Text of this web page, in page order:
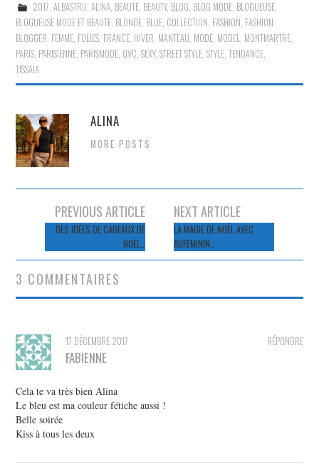
2017, ALBASTRU, ALINA, BEAUTE, BEAUTY, BLOG, BLOG MODE, BLOGUEUSE,
BLOGUEUSE MODE ET BEAUTE, BLONDE, BLUE, COLLECTION, FASHION, FASHION
BLOGGER, FEMME, FOLIES, FRANCE, HIVER, MANTEAU, MODE, MODEL, MONTMARTRE,
PARIS, PARISIENNE, PARISMODE, QVC,SEXY,STREET STYLE,STYLE,TENDANCE,
TISSAIA
ALINA
MORE POSTS
Navigation
articles
PREVIOUS ARTICLE
DES IDÉES DE CADEAUX DE
NOËL…
NEXT ARTICLE
LA MAGIE DE NOËL AVEC
AUFEMININ…
3 COMMENTAIRES
RÉPONDRE
17 DÉCEMBRE 2017
FABIENNE
Cela te va très bien Alina
Le bleu est ma couleur fétiche aussi !
Belle soirée
Kiss à tous les deux